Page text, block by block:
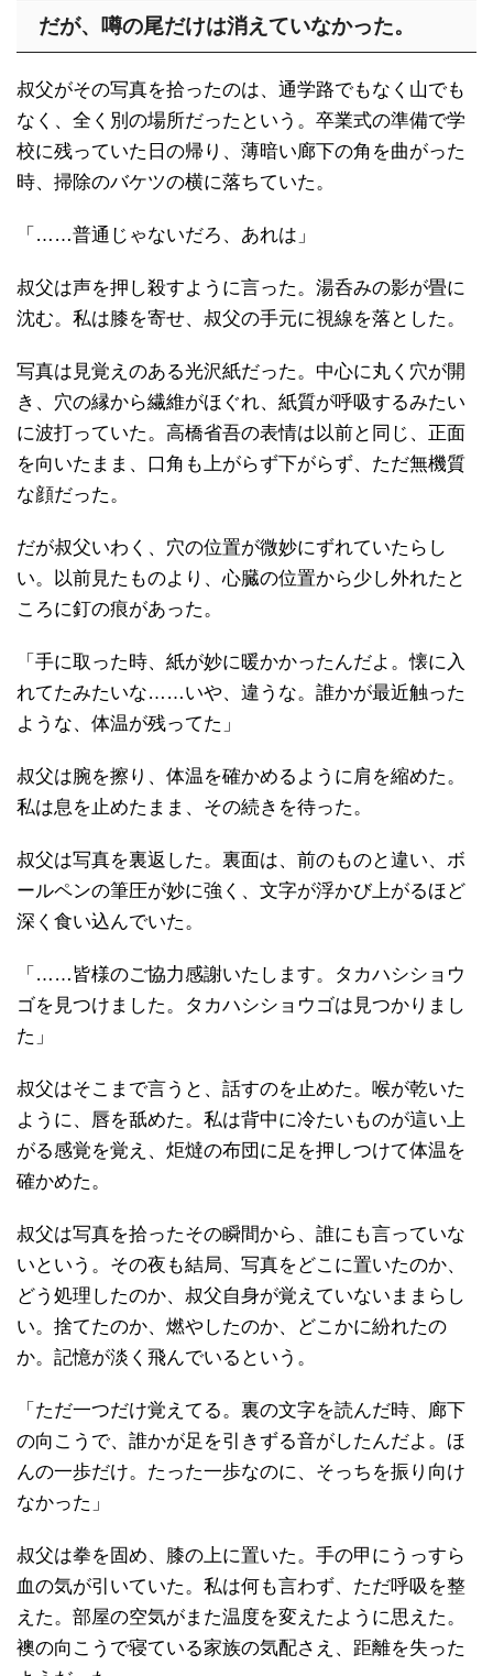
だが、噂の尾だけは消えていなかった。
叔父がその写真を拾ったのは、通学路でもなく山でも
なく、全く別の場所だったという。卒業式の準備で学
校に残っていた日の帰り、薄暗い廊下の角を曲がった
時、掃除のバケツの横に落ちていた。
「……普通じゃないだろ、あれは」
叔父は声を押し殺すように言った。湯呑みの影が畳に
沈む。私は膝を寄せ、叔父の手元に視線を落とした。
写真は見覚えのある光沢紙だった。中心に丸く穴が開
き、穴の縁から繊維がほぐれ、紙質が呼吸するみたい
に波打っていた。高橋省吾の表情は以前と同じ、正面
を向いたまま、口角も上がらず下がらず、ただ無機質
な顔だった。
だが叔父いわく、穴の位置が微妙にずれていたらし
い。以前見たものより、心臓の位置から少し外れたと
ころに釘の痕があった。
「手に取った時、紙が妙に暖かかったんだよ。懐に入
れてたみたいな……いや、違うな。誰かが最近触った
ような、体温が残ってた」
叔父は腕を擦り、体温を確かめるように肩を縮めた。
私は息を止めたまま、その続きを待った。
叔父は写真を裏返した。裏面は、前のものと違い、ボ
ールペンの筆圧が妙に強く、文字が浮かび上がるほど
深く食い込んでいた。
「……皆様のご協力感謝いたします。タカハシショウ
ゴを見つけました。タカハシショウゴは見つかりまし
た」
叔父はそこまで言うと、話すのを止めた。喉が乾いた
ように、唇を舐めた。私は背中に冷たいものが這い上
がる感覚を覚え、炬燵の布団に足を押しつけて体温を
確かめた。
叔父は写真を拾ったその瞬間から、誰にも言っていな
いという。その夜も結局、写真をどこに置いたのか、
どう処理したのか、叔父自身が覚えていないままらし
い。捨てたのか、燃やしたのか、どこかに紛れたの
か。記憶が淡く飛んでいるという。
「ただ一つだけ覚えてる。裏の文字を読んだ時、廊下
の向こうで、誰かが足を引きずる音がしたんだよ。ほ
んの一歩だけ。たった一歩なのに、そっちを振り向け
なかった」
叔父は拳を固め、膝の上に置いた。手の甲にうっすら
血の気が引いていた。私は何も言わず、ただ呼吸を整
えた。部屋の空気がまた温度を変えたように思えた。
襖の向こうで寝ている家族の気配さえ、距離を失った